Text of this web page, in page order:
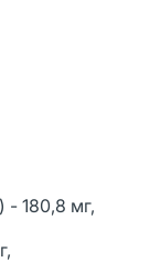
- 180,8 мг,